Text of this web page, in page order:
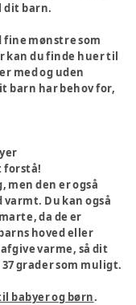
dit barn.
fine mønstre som
kan du finde huer til
med og uden
barn har behov for,
forstå!
men den er også
Du kan også
da de er
hoved eller
varme, så dit
grader som muligt.
babyer og børn.